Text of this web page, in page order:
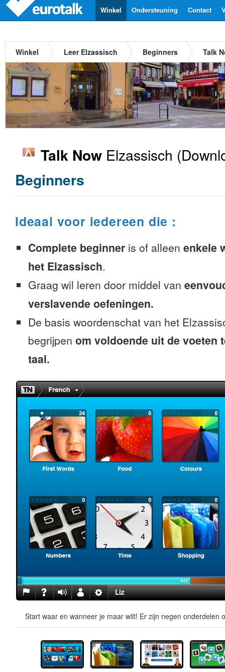
Contact
Ondersteuning
Winkel
Winkel Leer Elzassisch Beginners Talk
Talk Now Elzassisch
Beginners
Ideaal voor iedereen die :
Complete beginner is of alleen enkele
het Elzassisch.
Graag wil leren door middel van
verslavende oefeningen.
De basis woordenschat van het
begrijpen om voldoende uit de voeten
taal.
Start waar en wanneer je maar wilt! Er zijn negen onderdelen